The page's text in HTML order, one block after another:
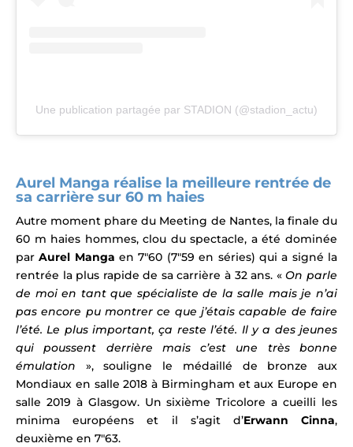
Une publication partagée par STADION (@stadion_actu)
Aurel Manga réalise la meilleure rentrée de
sa carrière sur 60 m haies
Autre moment phare du Meeting de Nantes, la finale du
60 m haies hommes, clou du spectacle, a été dominée
parAurel Manga en 7″60 (7″59 en séries) qui a signé la
rentrée la plus rapide de sa carrière à 32 ans. «On parle
de moi en tant que spécialiste de la salle mais je n’ai
pas encore pu montrer ce que j’étais capable de faire
l’été. Le plus important, ça reste l’été. Il y a des jeunes
qui poussent derrière mais c’est une très bonne
émulation », souligne le médaillé de bronze aux
Mondiaux en salle 2018 à Birmingham et aux Europe en
salle 2019 à Glasgow. Un sixième Tricolore a cueilli les
minima européens et il s’agit d’Erwann Cinna,
deuxième en 7″63.